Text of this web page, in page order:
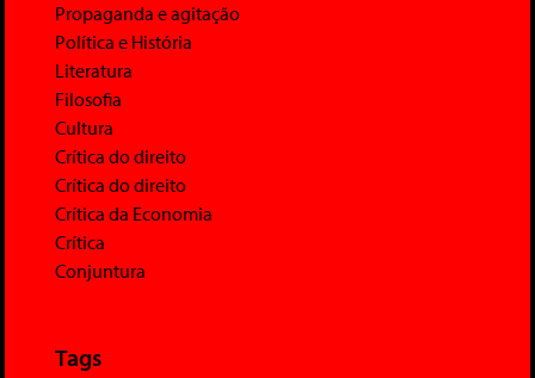
Propaganda e agitação
Política e História
Literatura
Filosofia
Cultura
Crítica do direito
Crítica do direito
Crítica da Economia
Crítica
Conjuntura
Tags